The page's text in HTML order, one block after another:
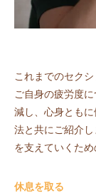
これまでのセク
ご自身の疲労度
減し、心身とも
法と共にご紹介
を支えていくため
休息を取る